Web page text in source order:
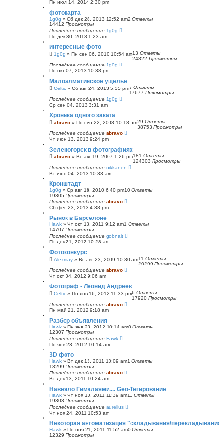
Пн июл 14, 2014 2:30 pm
фотокарта
1g0g » Сб дек 28, 2013 12:52 am2 Ответы
14412 Просмотры
Последнее сообщение 1g0g
Пн дек 30, 2013 1:23 am
интересные фото
1g0g » Пн сен 06, 2010 10:54 am13 Ответы
24822 Просмотры
Последнее сообщение 1g0g
Пн окт 07, 2013 10:38 pm
Малоалматинское ущелье
Celtic » Сб авг 24, 2013 5:35 pm7 Ответы
17677 Просмотры
Последнее сообщение 1g0g
Ср сен 04, 2013 3:31 am
Хроника одного заката
abravo » Пн сен 22, 2008 10:18 pm29 Ответы
38753 Просмотры
Последнее сообщение abravo
Чт июн 13, 2013 9:24 pm
Зеленогорск в фотографиях
abravo » Вс авг 19, 2007 1:26 pm181 Ответы
124303 Просмотры
Последнее сообщение nikkanen
Вт июн 04, 2013 10:33 am
Кронштадт
1g0g » Ср авг 18, 2010 6:40 pm10 Ответы
19305 Просмотры
Последнее сообщение abravo
Сб фев 23, 2013 4:38 pm
Рынок в Барселоне
Hawk » Чт окт 13, 2011 9:12 am1 Ответы
14707 Просмотры
Последнее сообщение gobnait
Пт дек 21, 2012 10:28 am
Фотоконкурс
Alexmay » Вс авг 23, 2009 10:30 am11 Ответы
20299 Просмотры
Последнее сообщение abravo
Чт окт 04, 2012 9:06 am
Фотограф - Леонид Андреев
Celtic » Пн янв 16, 2012 11:33 pm6 Ответы
17920 Просмотры
Последнее сообщение abravo
Пн май 21, 2012 9:18 am
Разбор объявления
Hawk » Пн янв 23, 2012 10:14 am0 Ответы
12307 Просмотры
Последнее сообщение Hawk
Пн янв 23, 2012 10:14 am
3D фото
Hawk » Вт дек 13, 2011 10:09 am1 Ответы
13299 Просмотры
Последнее сообщение abravo
Вт дек 13, 2011 10:24 am
Навеяло Гималаями.... Geo-Тегирование
Hawk » Чт ноя 10, 2011 11:39 am11 Ответы
19303 Просмотры
Последнее сообщение aurelius
Чт ноя 24, 2011 10:53 am
Некоторая автоматизация
Hawk » Пн ноя 21, 2011 11:52 am0 Ответы
12329 Просмотры